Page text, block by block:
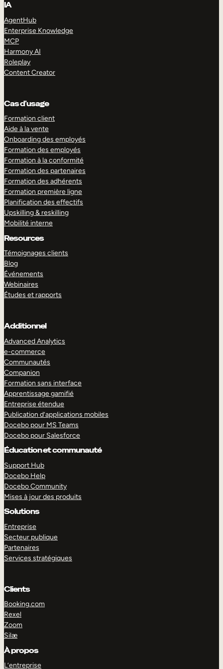
IA
AgentHub
Enterprise Knowledge
MCP
Harmony AI
Roleplay
Content Creator
Cas d’usage
Formation client
Aide à la vente
Onboarding des employés
Formation des employés
Formation à la conformité
Formation des partenaires
Formation des adhérents
Formation première ligne
Planification des effectifs
Upskilling & reskilling
Mobilité interne
Resources
Témoignages clients
Blog
Événements
Webinaires
Études et rapports
Additionnel
Advanced Analytics
e-commerce
Communautés
Companion
Formation sans interface
Apprentissage gamifié
Entreprise étendue
Publication d’applications mobiles
Docebo pour MS Teams
Docebo pour Salesforce
Éducation et communauté
Support Hub
Docebo Help
Docebo Community
Mises à jour des produits
Solutions
Entreprise
Secteur publique
Partenaires
Services stratégiques
Clients
Booking.com
Rexel
Zoom
Silæ
À propos
L’entreprise